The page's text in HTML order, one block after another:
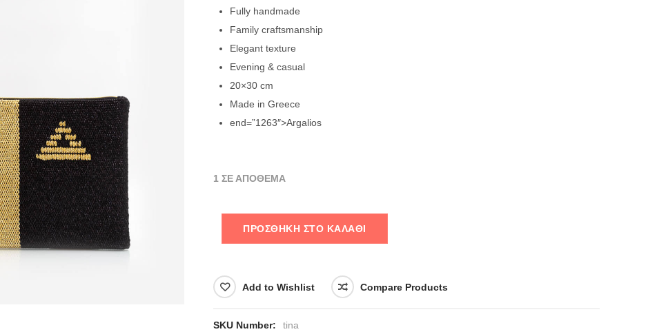
Fully handmade
Family craftsmanship
Elegant texture
Evening & casual
20×30 cm
Made in Greece
end=”1263″>Argalios
1 ΣΕ ΑΠΌΘΕΜΑ
ΠΡΟΣΘΉΚΗ ΣΤΟ ΚΑΛΆΘΙ
Add to Wishlist Compare Products
SKU Number:
tina